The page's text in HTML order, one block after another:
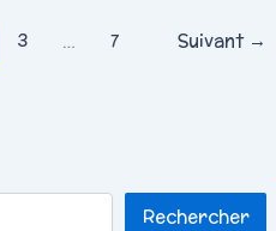
Rechercher
3 … 7 Suivant →